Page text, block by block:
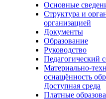
Основные
Структура и
организацией
Документы
Образование
Руководство
Педагогический
Материально-
оснащённость
Доступная среда
Платные